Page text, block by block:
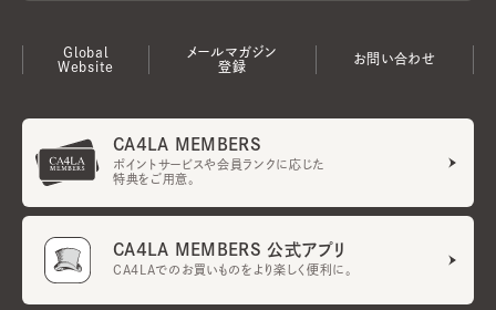
Global
Website
メールマガジン
登録
お問い合わせ
CA4LA MEMBERS
ポイントサービスや会員ランクに応じた
特典をご用意。
CA4LA MEMBERS 公式アプリ
CA4LAでのお買いものをより楽しく便利に。